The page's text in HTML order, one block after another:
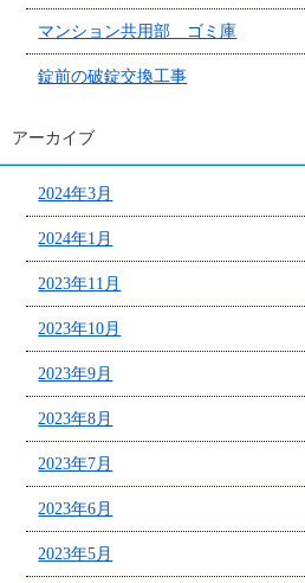
マンション共用部 ゴミ庫
錠前の破錠交換工事
アーカイブ
2024年3月
2024年1月
2023年11月
2023年10月
2023年9月
2023年8月
2023年7月
2023年6月
2023年5月